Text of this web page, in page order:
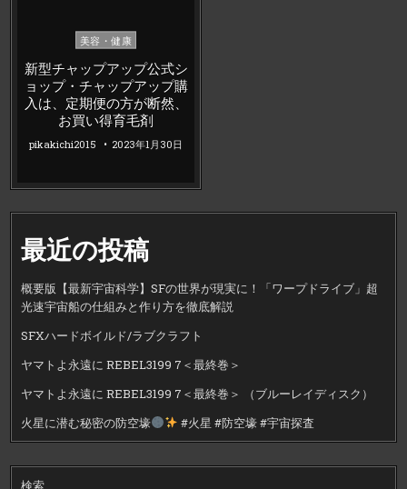
Posted
美容・健康
新型チャップアップ公式シ
ョップ・チャップアップ購
入は、定期便の方が断然、
お買い得育毛剤
pikakichi2015 2023年1月30日
最近の投稿
概要版【最新宇宙科学】SFの世界が現実に！「ワープドライブ」超
光速宇宙船の仕組みと作り方を徹底解説
SFXハードボイルド/ラブクラフト
ヤマトよ永遠に REBEL3199 7＜最終巻＞
ヤマトよ永遠に REBEL3199 7＜最終巻＞ （ブルーレイディスク）
火星に潜む秘密の防空壕
#火星 #防空壕 #宇宙探査
検索